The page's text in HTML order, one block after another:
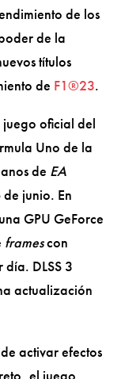
de los
de la
títulos
de F1®23.
oficial del
Uno de la
de EA
junio. En
GPU GeForce
framescon
día. DLSS 3
actualización
activar efectos
el juego